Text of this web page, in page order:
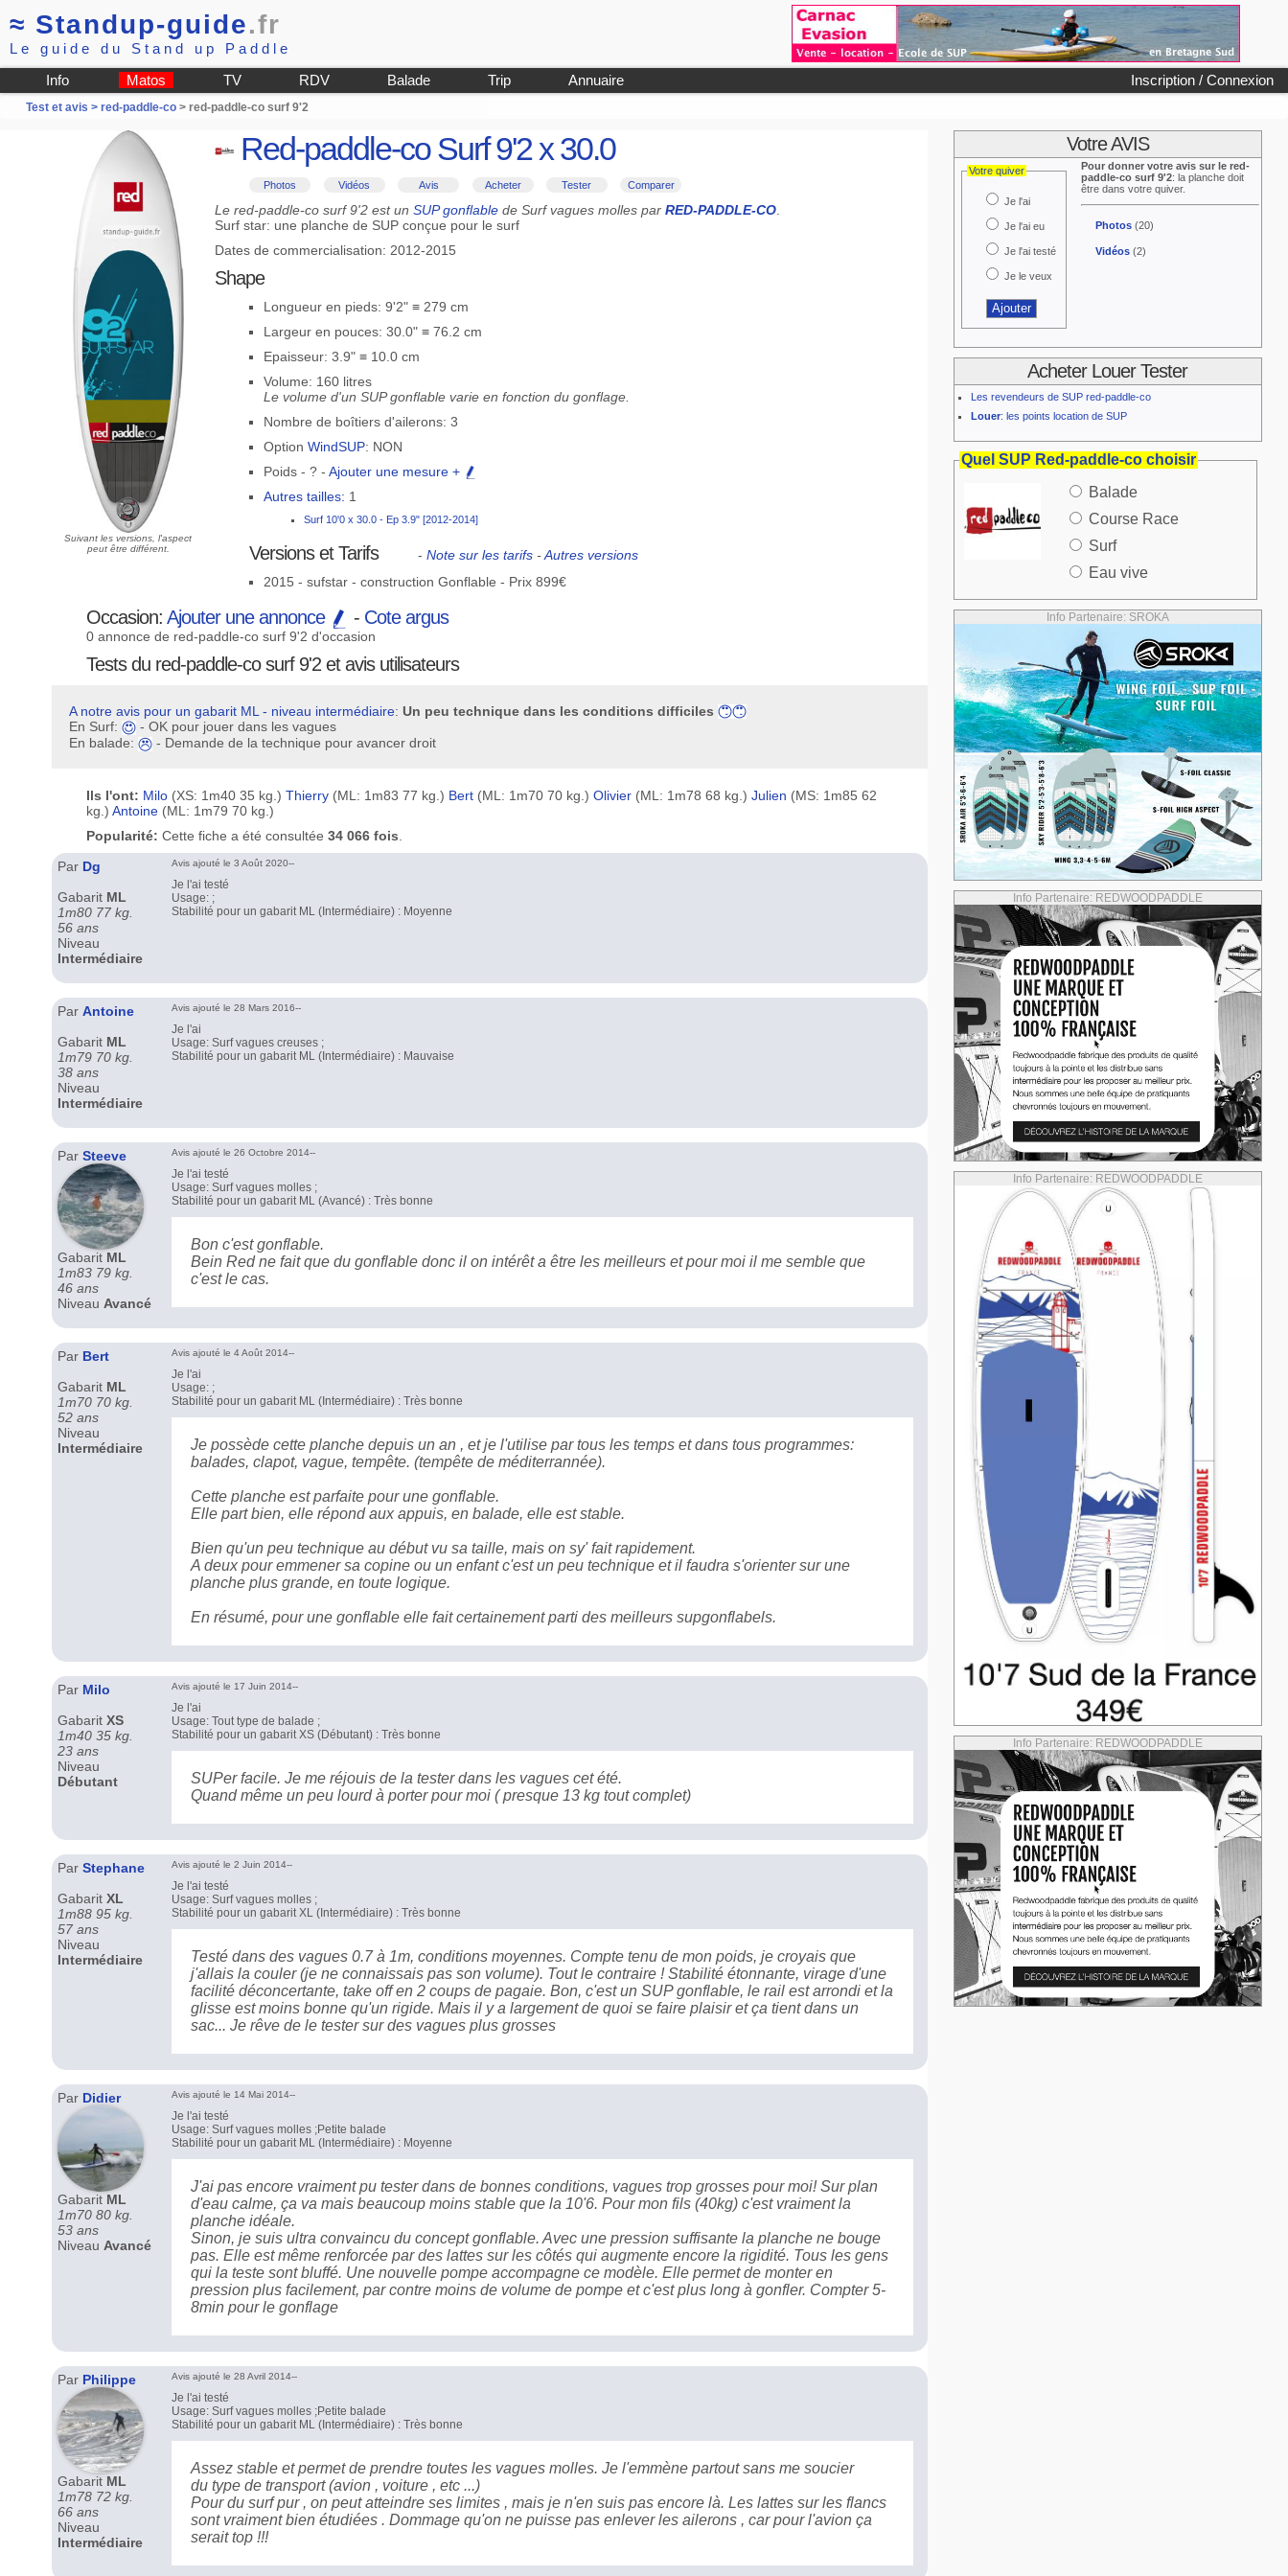
≈ Standup-guide.fr
Le guide du Stand up Paddle
Inscription / Connexion
Info Matos TV RDV Balade Trip Annuaire
Test et avis > red-paddle-co> red-paddle-co surf 9'2
Suivant les versions, l'aspect
peut être différent.
Red-paddle-co Surf 9'2 x 30.0
Photos Vidéos Avis Acheter Tester Comparer
Le red-paddle-co surf 9'2 est un SUP gonflablede Surf vagues molles par RED-PADDLE-CO.
Surf star: une planche de SUP conçue pour le surf
Dates de commercialisation: 2012-2015
Shape
Longueur en pieds: 9'2" ≡ 279 cm
Largeur en pouces: 30.0" ≡ 76.2 cm
Epaisseur: 3.9" ≡ 10.0 cm
Volume: 160 litres
Le volume d'un SUP gonflable varie en fonction du gonflage.
Nombre de boîtiers d'ailerons: 3
OptionWindSUP: NON
Poids - ? -Ajouter une mesure +
Autres tailles: 1
Surf 10'0 x 30.0 - Ep 3.9" [2012-2014]
Versions et Tarifs - Note sur les tarifs-Autres versions
2015 - sufstar - construction Gonflable - Prix 899€
Occasion:Ajouter une annonce - Cote argus
0 annonce de red-paddle-co surf 9'2 d'occasion
Tests du red-paddle-co surf 9'2 et avis utilisateurs
A notre avis pour un gabarit ML - niveau intermédiaire:Un peu technique dans les conditions difficiles
En Surf:
- OK pour jouer dans les vagues
En balade:
- Demande de la technique pour avancer droit
Ils l'ont: Milo (XS: 1m40 35 kg.)Thierry (ML: 1m83 77 kg.) Bert (ML: 1m70 70 kg.)Olivier (ML: 1m78 68 kg.)Julien (MS: 1m85 62
kg.)Antoine (ML: 1m79 70 kg.)
Popularité: Cette fiche a été consultée34 066 fois.
Par Dg
Gabarit ML
1m80 77 kg.
56 ans
Niveau
Intermédiaire
Avis ajouté le 3 Août 2020--
Je l'ai testé
Usage: ;
Stabilité pour un gabarit ML (Intermédiaire) : Moyenne
Par Antoine
Gabarit ML
1m79 70 kg.
38 ans
Niveau
Intermédiaire
Avis ajouté le 28 Mars 2016--
Je l'ai
Usage: Surf vagues creuses ;
Stabilité pour un gabarit ML (Intermédiaire) : Mauvaise
Par Steeve
Gabarit ML
1m83 79 kg.
46 ans
Niveau Avancé
Avis ajouté le 26 Octobre 2014--
Je l'ai testé
Usage: Surf vagues molles ;
Stabilité pour un gabarit ML (Avancé) : Très bonne
Bon c'est gonflable.
Bein Red ne fait que du gonflable donc il on intérêt a être les meilleurs et pour moi il me semble que
c'est le cas.
Par Bert
Gabarit ML
1m70 70 kg.
52 ans
Niveau
Intermédiaire
Avis ajouté le 4 Août 2014--
Je l'ai
Usage: ;
Stabilité pour un gabarit ML (Intermédiaire) : Très bonne
Je possède cette planche depuis un an , et je l'utilise par tous les temps et dans tous programmes:
balades, clapot, vague, tempête. (tempête de méditerrannée).
Cette planche est parfaite pour une gonflable.
Elle part bien, elle répond aux appuis, en balade, elle est stable.
Bien qu'un peu technique au début vu sa taille, mais on sy' fait rapidement.
A deux pour emmener sa copine ou un enfant c'est un peu technique et il faudra s'orienter sur une
planche plus grande, en toute logique.
En résumé, pour une gonflable elle fait certainement parti des meilleurs supgonflabels.
Par Milo
Gabarit XS
1m40 35 kg.
23 ans
Niveau
Débutant
Avis ajouté le 17 Juin 2014--
Je l'ai
Usage: Tout type de balade ;
Stabilité pour un gabarit XS (Débutant) : Très bonne
SUPer facile. Je me réjouis de la tester dans les vagues cet été.
Quand même un peu lourd à porter pour moi ( presque 13 kg tout complet)
Par Stephane
Gabarit XL
1m88 95 kg.
57 ans
Niveau
Intermédiaire
Avis ajouté le 2 Juin 2014--
Je l'ai testé
Usage: Surf vagues molles ;
Stabilité pour un gabarit XL (Intermédiaire) : Très bonne
Testé dans des vagues 0.7 à 1m, conditions moyennes. Compte tenu de mon poids, je croyais que
j'allais la couler (je ne connaissais pas son volume). Tout le contraire ! Stabilité étonnante, virage d'une
facilité déconcertante, take off en 2 coups de pagaie. Bon, c'est un SUP gonflable, le rail est arrondi et la
glisse est moins bonne qu'un rigide. Mais il y a largement de quoi se faire plaisir et ça tient dans un
sac... Je rêve de le tester sur des vagues plus grosses
Par Didier
Gabarit ML
1m70 80 kg.
53 ans
Niveau Avancé
Avis ajouté le 14 Mai 2014--
Je l'ai testé
Usage: Surf vagues molles ;Petite balade
Stabilité pour un gabarit ML (Intermédiaire) : Moyenne
J'ai pas encore vraiment pu tester dans de bonnes conditions, vagues trop grosses pour moi! Sur plan
d'eau calme, ça va mais beaucoup moins stable que la 10'6. Pour mon fils (40kg) c'est vraiment la
planche idéale.
Sinon, je suis ultra convaincu du concept gonflable. Avec une pression suffisante la planche ne bouge
pas. Elle est même renforcée par des lattes sur les côtés qui augmente encore la rigidité. Tous les gens
qui la teste sont bluffé. Une nouvelle pompe accompagne ce modèle. Elle permet de monter en
pression plus facilement, par contre moins de volume de pompe et c'est plus long à gonfler. Compter 5-
8min pour le gonflage
Par Philippe
Gabarit ML
1m78 72 kg.
66 ans
Niveau
Intermédiaire
Avis ajouté le 28 Avril 2014--
Je l'ai testé
Usage: Surf vagues molles ;Petite balade
Stabilité pour un gabarit ML (Intermédiaire) : Très bonne
Assez stable et permet de prendre toutes les vagues molles. Je l'emmène partout sans me soucier
du type de transport (avion , voiture , etc ...)
Pour du surf pur , on peut atteindre ses limites , mais je n'en suis pas encore là. Les lattes sur les flancs
sont vraiment bien étudiées . Dommage qu'on ne puisse pas enlever les ailerons , car pour l'avion ça
serait top !!!
Votre AVIS
Votre quiver
Je l'ai
Je l'ai eu
Je l'ai testé
Je le veux
Pour donner votre avis sur le red-
paddle-co surf 9'2: la planche doit
être dans votre quiver.
Photos(20)
Vidéos(2)
Acheter Louer Tester
Les revendeurs de SUP red-paddle-co
Louer: les points location de SUP
Quel SUP Red-paddle-co choisir
Balade
Course Race
Surf
Eau vive
Info Partenaire: SROKA
Info Partenaire: REDWOODPADDLE
Info Partenaire: REDWOODPADDLE
Info Partenaire: REDWOODPADDLE